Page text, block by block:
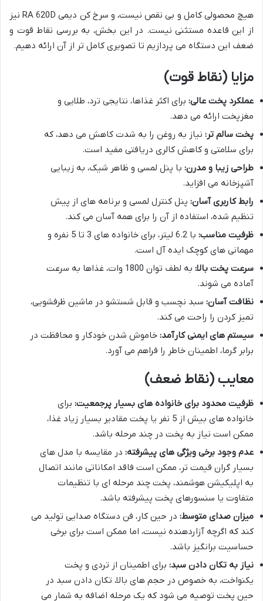
هیچ محصولی کامل و بی نقص نیست، و سرخ کن دیمی RA 620D نیز
از این قاعده مستثنی نیست. در این بخش، به بررسی نقاط قوت و
ضعف این دستگاه می پردازیم تا تصویری کامل تر از آن ارائه دهیم.
مزایا (نقاط قوت)
عملکرد پخت عالی: برای اکثر غذاها، نتایجی ترد، طلایی و
مغزپخت ارائه می دهد.
پخت سالم تر: نیاز به روغن را به شدت کاهش می دهد، که
برای سلامتی و کاهش کالری دریافتی مفید است.
طراحی زیبا و مدرن: با پنل لمسی و ظاهر شیک، به زیبایی
آشپزخانه می افزاید.
رابط کاربری آسان: پنل کنترل لمسی و برنامه های از پیش
تنظیم شده، استفاده از آن را برای همه آسان می کند.
ظرفیت مناسب:
با 6.2 لیتر، برای خانواده های 3 تا 5 نفره و
مهمانی های کوچک ایده آل است.
سرعت پخت بالا:
به لطف توان 1800 وات، غذاها به سرعت
آماده می شوند.
نظافت آسان: سبد نچسب و قابل شستشو در ماشین ظرفشویی،
تمیز کردن را راحت می کند.
سیستم های ایمنی کارآمد: خاموش شدن خودکار و محافظت در
برابر گرما، اطمینان خاطر را فراهم می آورد.
معایب (نقاط ضعف)
ظرفیت محدود برای خانواده های بسیار پرجمعیت: برای
خانواده های بیش از 5 نفر یا پخت مقادیر بسیار زیاد غذا،
ممکن است نیاز به پخت در چند مرحله باشد.
عدم وجود برخی ویژگی های پیشرفته: در مقایسه با مدل های
بسیار گران قیمت تر، ممکن است فاقد امکاناتی مانند اتصال
به اپلیکیشن هوشمند، پخت چند مرحله ای با تنظیمات
متفاوت یا سنسورهای پخت پیشرفته باشد.
میزان صدای متوسط: در حین کار، فن دستگاه صدایی تولید می
کند که اگرچه آزاردهنده نیست، اما ممکن است برای برخی
حساسیت برانگیز باشد.
نیاز به تکان دادن سبد: برای اطمینان از تردی و پخت
یکنواخت، به خصوص در حجم های بالا، تکان دادن سبد در
حین پخت توصیه می شود که یک مرحله اضافه به شمار می